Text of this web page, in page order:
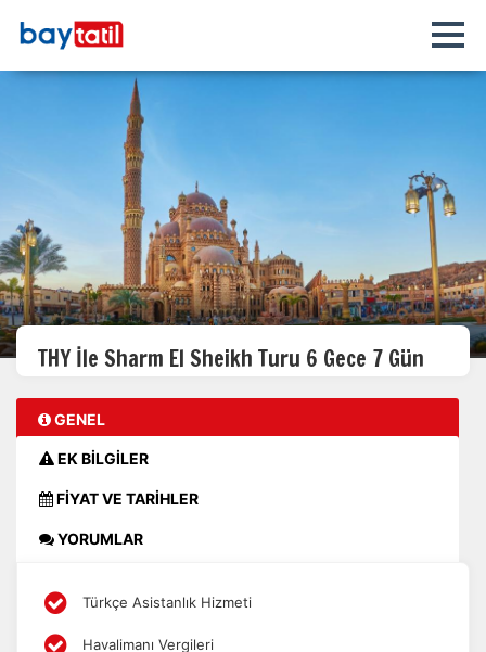
THY İle Sharm El Sheikh Turu 6 Gece 7 Gün
GENEL
EK BİLGİLER
FİYAT VE TARİHLER
YORUMLAR
Türkçe Asistanlık Hizmeti
Havalimanı Vergileri